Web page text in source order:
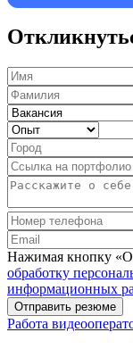
Нажимая кнопку
обработку
информационных
Отправить резюме
Работа